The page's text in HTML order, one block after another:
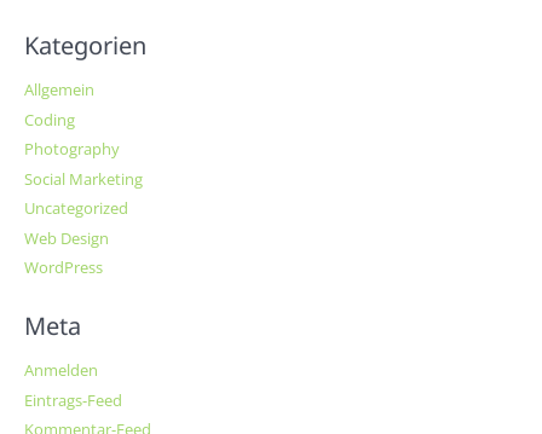
Kategorien
Allgemein
Coding
Photography
Social Marketing
Uncategorized
Web Design
WordPress
Meta
Anmelden
Eintrags-Feed
Kommentar-Feed